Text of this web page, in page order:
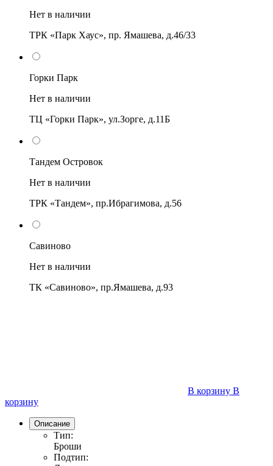
Нет в наличии
ТРК «Парк Хаус», пр. Ямашева, д.46/33
Горки Парк
Нет в наличии
ТЦ «Горки Парк», ул.Зорге, д.11Б
Тандем Островок
Нет в наличии
ТРК «Тандем», пр.Ибрагимова, д.56
Савиново
Нет в наличии
ТК «Савиново», пр.Ямашева, д.93
В корзину В
корзину
Описание
Тип:
Броши
Подтип: